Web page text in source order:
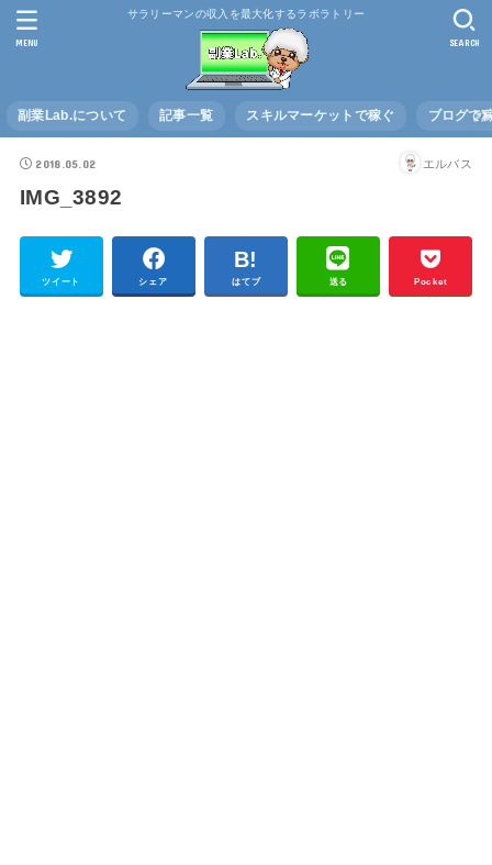
サラリーマンの収入を最大化するラボラトリー
副業Lab.について 記事一覧 スキルマーケットで稼ぐ ブログで
SEARCH
MENU
2018.05.02 エルバス
IMG_3892
ツイート シェア はてブ 送る Pocket